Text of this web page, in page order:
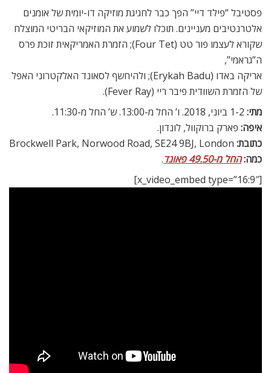
פסטיבל “פילד דיי” הפך כבר לחגיגת מוזיקה דו-יומית של אומנים
אלטרנטיבים מעניינים. תוכלו לשמוע את המוזיקאי הבריטי המוצלח
שקורא לעצמו פור טט (Four Tet); הזמרת האמריקאית זוכת פרס
ה”גראמי”,
אריקה באדו (Erykah Badu); ולהיחשף לסאונד האלקטרוני האפל
של הזמרת השוודית פיבר ריי (Fever Ray).
מתי:
איפה: פארק ברוקוול, לונדון.
כתובת:
כמה:החל מ-49.50 פאונד
.
[x_video_embed type=”16:9″]